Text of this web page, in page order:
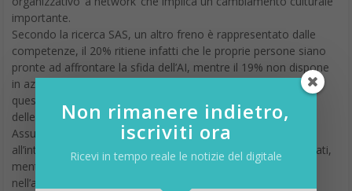
importante.
Secondo la ricerca SAS, un altro freno è rappresentato dalle
competenze, il 20% ritiene infatti che le proprie persone siano
pronte ad affrontare la sfida dell’AI, mentre il 19% non dispone
in azienda di un team di Data Scientist,
questo si riflette sulla progettualità e la velocità di adozione
delle nuove tecnologie.
Assumere Data Scientist per portare nuove competenze
all’interno dell’azienda rientra nei piani del 28% degli intervistati,
mentre il 32% afferma di voler sviluppare competenze AI
nell’ambito dei team esistenti.
Non rimanere indietro,
iscriviti ora
Ricevi in tempo reale le notizie del digitale